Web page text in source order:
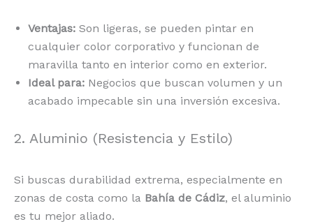
Ventajas: Son ligeras, se pueden pintar en
cualquier color corporativo y funcionan de
maravilla tanto en interior como en exterior.
Ideal para: Negocios que buscan volumen y un
acabado impecable sin una inversión excesiva.
2. Aluminio (Resistencia y Estilo)
Si buscas durabilidad extrema, especialmente en
zonas de costa como la Bahía de Cádiz, el aluminio
es tu mejor aliado.